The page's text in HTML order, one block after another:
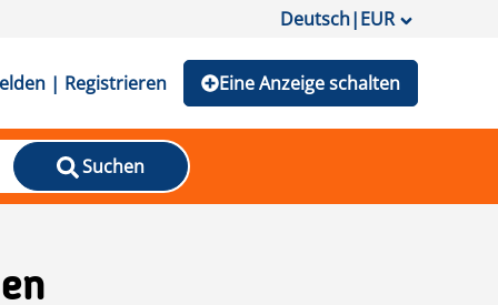
Deutsch|EUR
| Registrieren Eine Anzeige schalten
Suchen